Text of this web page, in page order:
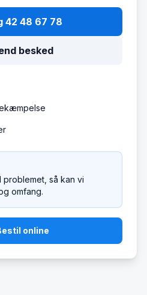
42 48 67 78
besked
problemet, så kan vi
omfang.
online